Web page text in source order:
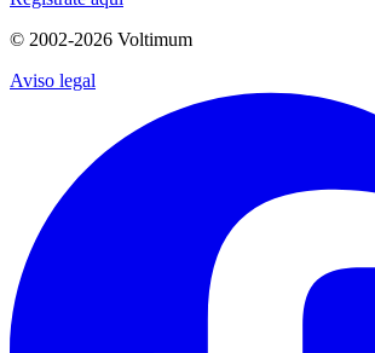
© 2002-2026 Voltimum
Aviso legal